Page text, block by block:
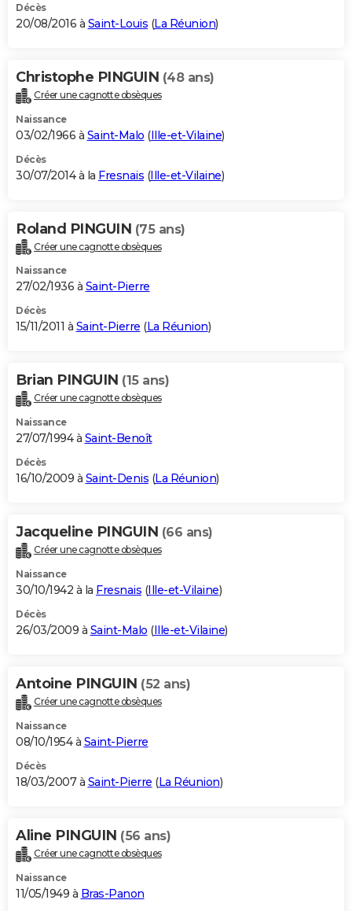
Décès
20/08/2016 à Saint-Louis (La Réunion)
Christophe PINGUIN (48 ans)
Créer une cagnotte obsèques
Naissance
03/02/1966 à Saint-Malo (Ille-et-Vilaine)
Décès
30/07/2014 à la Fresnais (Ille-et-Vilaine)
Roland PINGUIN (75 ans)
Créer une cagnotte obsèques
Naissance
27/02/1936 à Saint-Pierre
Décès
15/11/2011 à Saint-Pierre (La Réunion)
Brian PINGUIN (15 ans)
Créer une cagnotte obsèques
Naissance
27/07/1994 à Saint-Benoît
Décès
16/10/2009 à Saint-Denis (La Réunion)
Jacqueline PINGUIN (66 ans)
Créer une cagnotte obsèques
Naissance
30/10/1942 à la Fresnais (Ille-et-Vilaine)
Décès
26/03/2009 à Saint-Malo (Ille-et-Vilaine)
Antoine PINGUIN (52 ans)
Créer une cagnotte obsèques
Naissance
08/10/1954 à Saint-Pierre
Décès
18/03/2007 à Saint-Pierre (La Réunion)
Aline PINGUIN (56 ans)
Créer une cagnotte obsèques
Naissance
11/05/1949 à Bras-Panon